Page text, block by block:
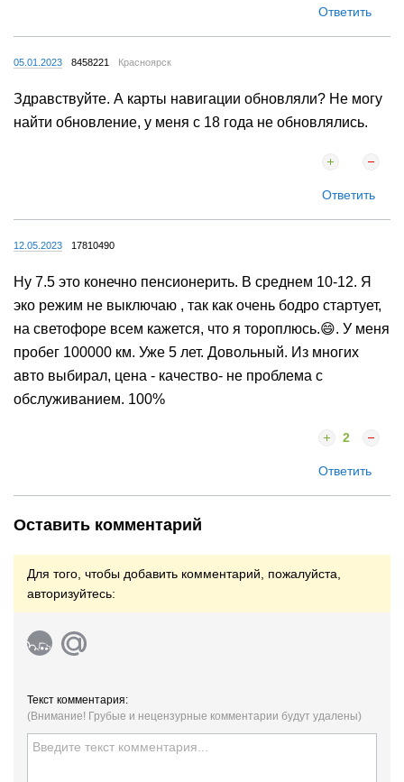
Ответить
05.01.2023 8458221 Красноярск
Здравствуйте. А карты навигации обновляли? Не могу
найти обновление, у меня с 18 года не обновлялись.
Ответить
12.05.2023 17810490
Ну 7.5 это конечно пенсионерить. В среднем 10-12. Я
эко режим не выключаю , так как очень бодро стартует,
на светофоре всем кажется, что я тороплюсь.😄. У меня
пробег 100000 км. Уже 5 лет. Довольный. Из многих
авто выбирал, цена - качество- не проблема с
обслуживанием. 100%
2
Ответить
Оставить комментарий
Для того, чтобы добавить комментарий, пожалуйста,
авторизуйтесь:
Текст комментария:
(Внимание! Грубые и нецензурные комментарии будут удалены)